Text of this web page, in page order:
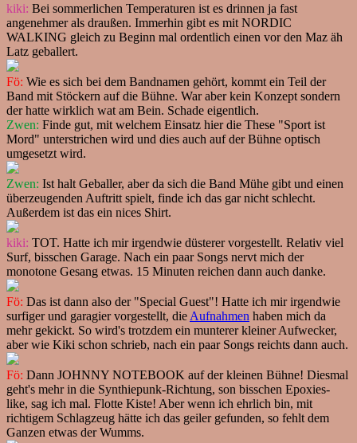
kiki: Bei sommerlichen Temperaturen ist es drinnen ja fast
angenehmer als draußen. Immerhin gibt es mit NORDIC
WALKING gleich zu Beginn mal ordentlich einen vor den Maz äh
Latz geballert.
Fö: Wie es sich bei dem Bandnamen gehört, kommt ein Teil der
Band mit Stöckern auf die Bühne. War aber kein Konzept sondern
der hatte wirklich wat am Bein. Schade eigentlich.
Zwen: Finde gut, mit welchem Einsatz hier die These "Sport ist
Mord" unterstrichen wird und dies auch auf der Bühne optisch
umgesetzt wird.
Zwen: Ist halt Geballer, aber da sich die Band Mühe gibt und einen
überzeugenden Auftritt spielt, finde ich das gar nicht schlecht.
Außerdem ist das ein nices Shirt.
kiki: TOT. Hatte ich mir irgendwie düsterer vorgestellt. Relativ viel
Surf, bisschen Garage. Nach ein paar Songs nervt mich der
monotone Gesang etwas. 15 Minuten reichen dann auch danke.
Fö: Das ist dann also der "Special Guest"! Hatte ich mir irgendwie
surfiger und garagier vorgestellt, die Aufnahmen haben mich da
mehr gekickt. So wird's trotzdem ein munterer kleiner Aufwecker,
aber wie Kiki schon schrieb, nach ein paar Songs reichts dann auch.
Fö: Dann JOHNNY NOTEBOOK auf der kleinen Bühne! Diesmal
geht's mehr in die Synthiepunk-Richtung, son bisschen Epoxies-
like, sag ich mal. Flotte Kiste! Aber wenn ich ehrlich bin, mit
richtigem Schlagzeug hätte ich das geiler gefunden, so fehlt dem
Ganzen etwas der Wumms.